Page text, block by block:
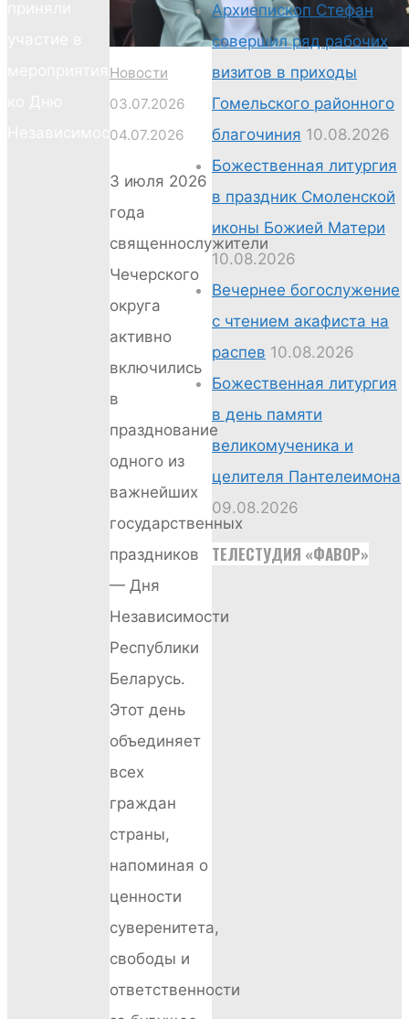
мероприятиях
Независимости
Новости
03.07.2026
04.07.2026
3 июля 2026
года
священнослужители
Чечерского
округа
активно
включились
в
празднование
одного из
важнейших
государственных
праздников
— Дня
Независимости
Республики
Беларусь.
Этот день
объединяет
всех
граждан
страны,
напоминая о
ценности
суверенитета,
свободы и
ответственности
Архиепископ Стефан
совершил ряд рабочих
визитов в приходы
Гомельского районного
благочиния 10.08.2026
Божественная литургия
в праздник Смоленской
иконы Божией Матери
10.08.2026
Вечернее богослужение
с чтением акафиста на
распев 10.08.2026
Божественная литургия
в день памяти
великомученика и
целителя Пантелеимона
09.08.2026
ТЕЛЕСТУДИЯ «ФАВОР»